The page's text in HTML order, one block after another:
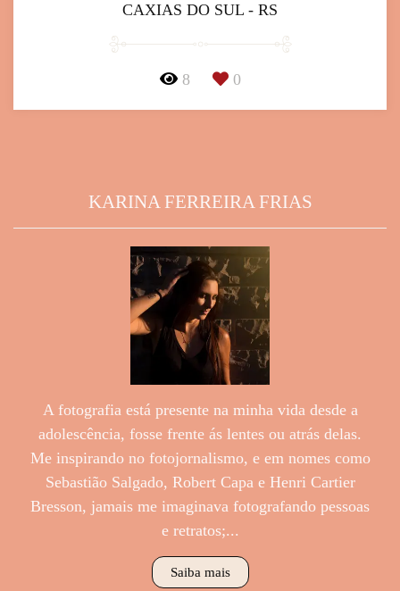
CAXIAS DO SUL - RS
8 0
KARINA FERREIRA FRIAS
A fotografia está presente na minha vida desde a
adolescência, fosse frente ás lentes ou atrás delas.
Me inspirando no fotojornalismo, e em nomes como
Sebastião Salgado, Robert Capa e Henri Cartier
Bresson, jamais me imaginava fotografando pessoas
e retratos;...
Saiba mais